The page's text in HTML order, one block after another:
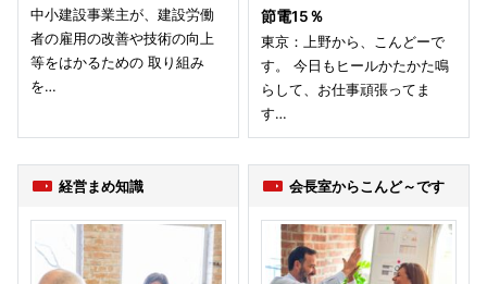
中小建設事業主が、建設労働
者の雇用の改善や技術の向上
等をはかるための 取り組み
を…
節電15％
東京：上野から、こんどーで
す。 今日もヒールかたかた鳴
らして、お仕事頑張ってま
す…
経営まめ知識 会長室からこんど～です